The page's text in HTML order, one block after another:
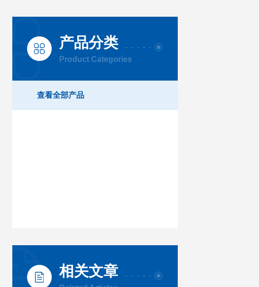
产品分类
Product Categories
查看全部产品
相关文章